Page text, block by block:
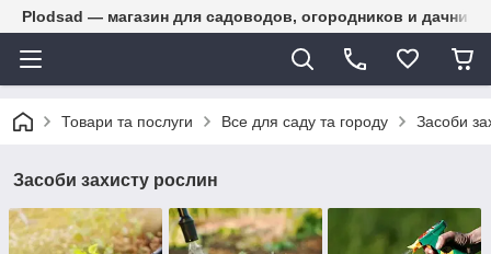
Plodsad — магазин для садоводов, огородников и
Товари та послуги Все для саду та городу Засоби
Засоби захисту рослин